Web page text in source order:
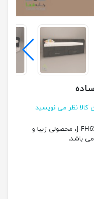
کالا نظر می نویسید
تخت خواب یک نفره با طراحی ساده مدل J-FH655، محصولی زیبا و
می باشد.